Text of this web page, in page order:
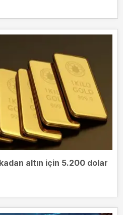
altın için 5.200 dolar